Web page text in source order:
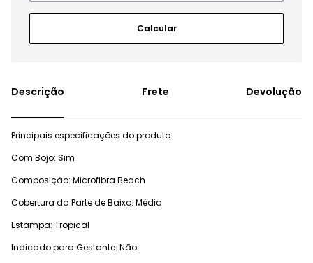
Frete Devolução
Principais especificações do produto:
Com Bojo: Sim
Composição: Microfibra Beach
Cobertura da Parte de Baixo: Média
Estampa: Tropical
Indicado para Gestante: Não